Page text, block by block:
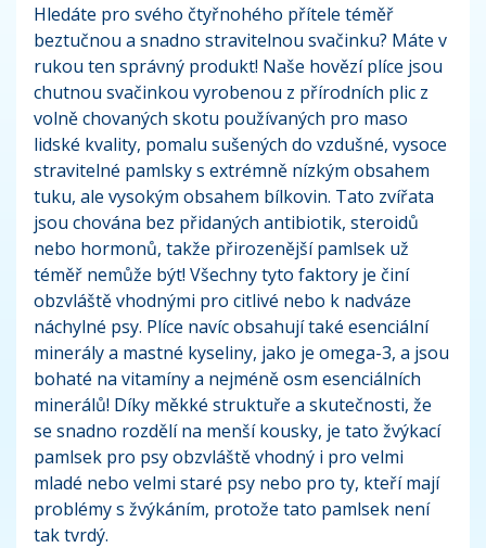
Hledáte pro svého čtyřnohého přítele téměř
beztučnou a snadno stravitelnou svačinku? Máte v
rukou ten správný produkt! Naše hovězí plíce jsou
chutnou svačinkou vyrobenou z přírodních plic z
volně chovaných skotu používaných pro maso
lidské kvality, pomalu sušených do vzdušné, vysoce
stravitelné pamlsky s extrémně nízkým obsahem
tuku, ale vysokým obsahem bílkovin. Tato zvířata
jsou chována bez přidaných antibiotik, steroidů
nebo hormonů, takže přirozenější pamlsek už
téměř nemůže být! Všechny tyto faktory je činí
obzvláště vhodnými pro citlivé nebo k nadváze
náchylné psy. Plíce navíc obsahují také esenciální
minerály a mastné kyseliny, jako je omega-3, a jsou
bohaté na vitamíny a nejméně osm esenciálních
minerálů! Díky měkké struktuře a skutečnosti, že
se snadno rozdělí na menší kousky, je tato žvýkací
pamlsek pro psy obzvláště vhodný i pro velmi
mladé nebo velmi staré psy nebo pro ty, kteří mají
problémy s žvýkáním, protože tato pamlsek není
tak tvrdý.